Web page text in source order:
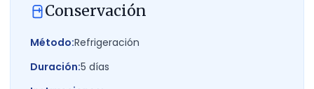
Conservación
Método:Refrigeración
Duración:5 días